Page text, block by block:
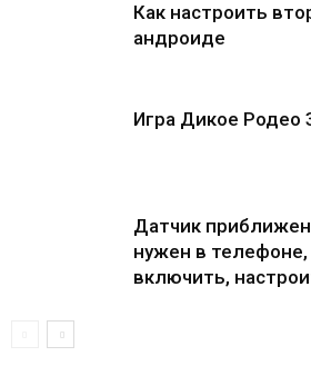
Как настроить
андроиде
Игра Дикое Родео
Датчик
нужен в телефоне,
включить,